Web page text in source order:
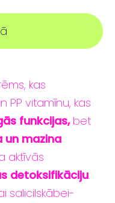
kas
PP vitamīnu, kas
funkcijas, bet
un mazina
aktīvās
detoksifikāciju.
salicilskābei-